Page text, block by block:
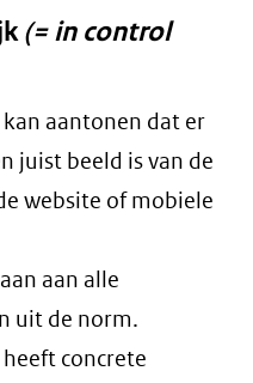
(= in control
aantonen dat er
juist beeld is van de
website of mobiele
aan alle
uit de norm.
concrete